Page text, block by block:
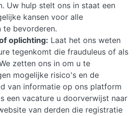
Uw hulp stelt ons in staat een
kansen voor alle
te bevorderen.
oplichting: Laat het ons weten
tegenkomt die frauduleus of als
zetten ons in om u te
mogelijke risico's en de
van informatie op ons platform
een vacature u doorverwijst naar
van derden die registratie